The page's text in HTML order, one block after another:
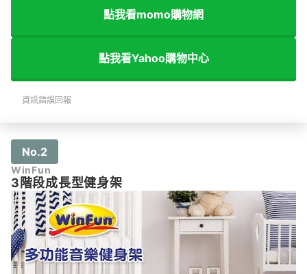
點我看momo購物網
點我看Yahoo購物中心
資訊錯誤回報
No.2
WinFun
3階段成長型健身架